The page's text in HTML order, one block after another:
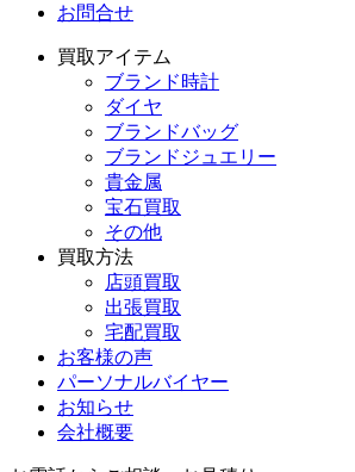
お問合せ
買取アイテム
ブランド時計
ダイヤ
ブランドバッグ
ブランドジュエリー
貴金属
宝石買取
その他
買取方法
店頭買取
出張買取
宅配買取
お客様の声
パーソナルバイヤー
お知らせ
会社概要